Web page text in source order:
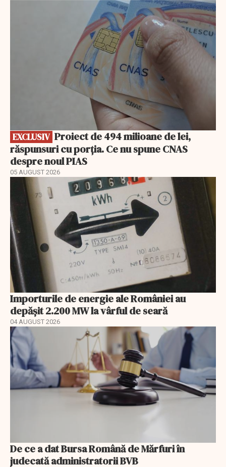
EXCLUSIV
răspunsuri cu porția. Ce nu spune CNAS
despre noul PIAS
05 AUGUST 2026
Importurile de energie ale României au
depășit 2.200 MW la vârful de seară
04 AUGUST 2026
De ce a dat Bursa Română de Mărfuri în
judecată administratorii BVB